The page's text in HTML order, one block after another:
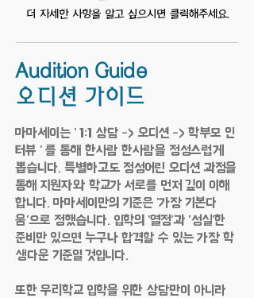
더 자세한 사항을 알고 싶으시면 클릭해주세요.
Audition Guide
오디션 가이드
마마세이는 ' 1:1 상담 -> 오디션 -> 학부모 인
터뷰 ' 를 통해 한사람 한사람을 정성스럽게
뽑습니다. 특별하고도 정성어린 오디션 과정을
통해 지원자와 학교가 서로를 먼저 깊이 이해
합니다. 마마세이만의 기준은 '가장 기본다
움'으로 정했습니다. 입학의 '열정'과 '성실'한
준비만 있으면 누구나 합격할 수 있는 가장 학
생다운 기준일 것입니다.
또한 우리학교 입학을 위한 상담만이 아니라